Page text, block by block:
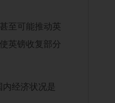
至可能推动英
英镑收复部分
经济状况是